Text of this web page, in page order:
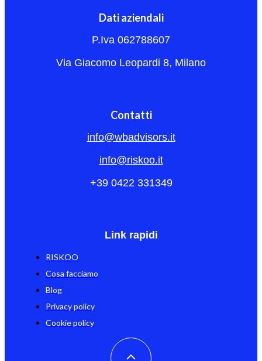
Dati aziendali
P.Iva 062788607
Via Giacomo Leopardi 8, Milano
Contatti
info@wbadvisors.it
info@riskoo.it
+39 0422 331349
Link rapidi
RISKOO
Cosa facciamo
Blog
Privacy policy
Cookie policy